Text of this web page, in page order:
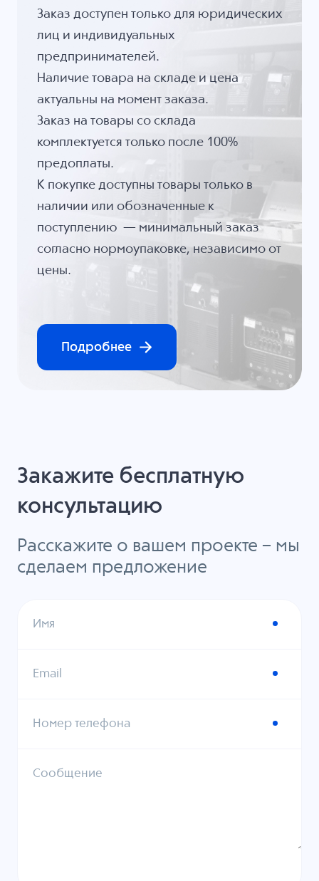
Заказ доступен только для юридических
лиц и индивидуальных
предпринимателей.
Наличие товара на складе и цена
актуальны на момент заказа.
Заказ на товары со склада
комплектуется только после 100%
предоплаты.
К покупке доступны товары только в
наличии или обозначенные к
поступлению — минимальный заказ
согласно нормоупаковке, независимо от
цены.
Подробнее
Закажите бесплатную
консультацию
Расскажите о вашем проекте – мы
сделаем предложение
Имя
Email
Номер телефона
Сообщение